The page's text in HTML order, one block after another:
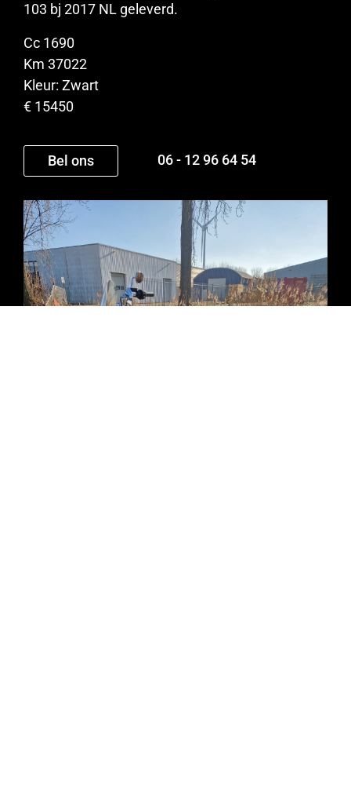
103 bj 2017 NL geleverd.
Cc 1690
Km 37022
Kleur: Zwart
€ 15450
Bel ons 06 - 12 96 64 54